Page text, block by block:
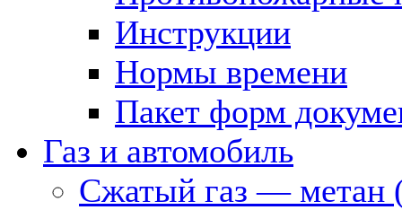
Инструкции
Нормы времени
Пакет форм
Газ и автомобиль
Сжатый газ — метан